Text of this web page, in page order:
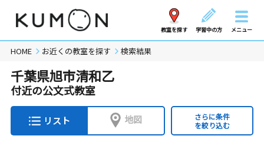
教室を探す 学習中の方 メニュー
HOME お近くの教室を探す 検索結果
千葉県旭市清和乙
付近の公文式教室
リスト 地図
さらに条件
を絞り込む